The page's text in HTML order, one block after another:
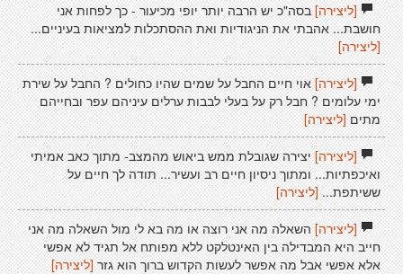
[ליצירה]בסה"כ יש הרבה יותר יופי מכיעור - כך לפחות אני
חושבת... אהבתי את הניגודיות ואת ההסתכלות למציאות בעיניים...
[ליצירה]
[ליצירה]אוי חיים החבל על שמים שהיו כחולים ? החבל על שירת
ימי עלומים ? חבל רק על בעלי לבבות ערלים עיניהם עפר ובחייהם
מתים [ליצירה]
[ליצירה]יצירה שגובלת ממש ביאוש מהמצב- מתוך כאב אמיתי
ואיכפתיות... ומתוך ניסיון חיים רב ועשיר... תודה לך חיים על
ששיתפת... [ליצירה]
[ליצירה]השאלה מה אני רוצה או מה בא לי מול השאלה מה אני
חייב היא המבדילה בין האינטלקט ללא מפותח אל תגיד לא אפשי
אלא אפשי אבל מה אפשר לעשות הקדוש ברוך הוא גזר [ליצירה]